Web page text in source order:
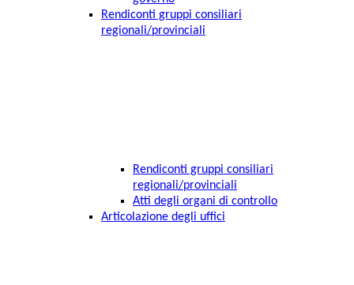
Rendiconti gruppi consiliari
regionali/provinciali
Rendiconti gruppi consiliari
regionali/provinciali
Atti degli organi di controllo
Articolazione degli uffici